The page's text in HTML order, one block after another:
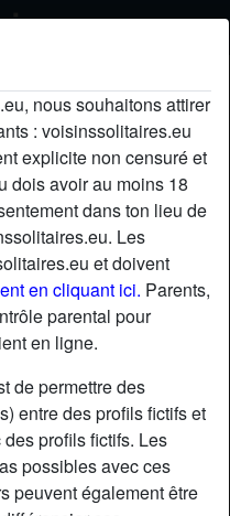
nous souhaitons attirer
: voisinssolitaires.eu
explicite non censuré et
dois avoir au moins 18
dans ton lieu de
Les
et doivent
en cliquant ici. Parents,
parental pour
en ligne.
de permettre des
entre des profils fictifs et
profils fictifs. Les
possibles avec ces
peuvent également être
chatDiscuter !